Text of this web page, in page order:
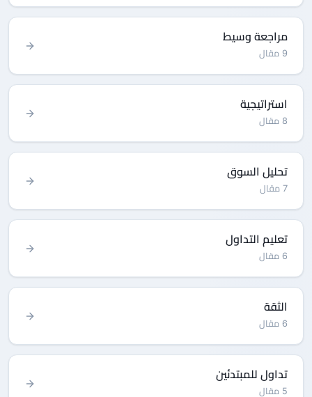
مراجعة وسيط
9 مقال
استراتيجية
8 مقال
تحليل السوق
7 مقال
تعليم التداول
6 مقال
الثقة
6 مقال
تداول للمبتدئين
5 مقال